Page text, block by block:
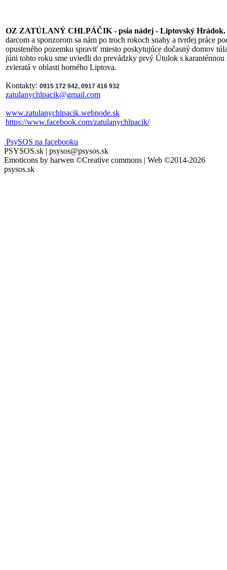
OZ ZATÚLANÝ CHLPÁČIK - psia nádej - Liptovský Hrádok.
darcom a sponzorom sa nám po troch rokoch snahy a tvrdej práce
opusteného pozemku spraviť miesto poskytujúce dočasný domov
júni tohto roku sme uviedli do prevádzky prvý Útulok s karanténnou
zvieratá v oblasti horného Liptova.
Kontakty: 0915 172 942, 0917 416 932
zatulanychlpacik@gmail.com
www.zatulanychlpacik.webnode.sk
https://www.facebook.com/zatulanychlpacik/
PsySOS na facebooku
PSYSOS.sk | psysos@psysos.sk
Emoticons by harwen ©Creative commons | Web ©2014-2026
psysos.sk